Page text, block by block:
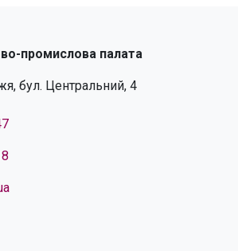
промислова палата
бул. Центральний, 4